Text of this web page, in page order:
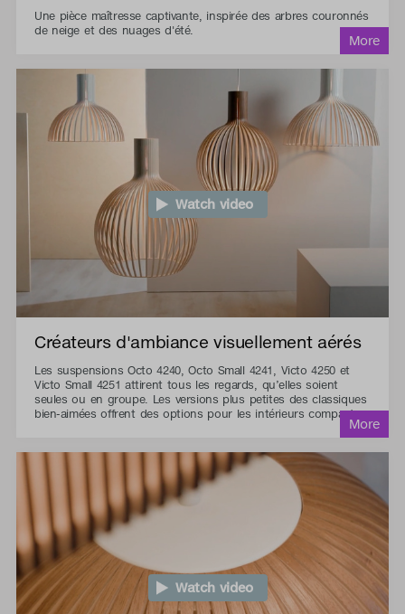
Une pièce maîtresse captivante, inspirée des arbres couronnés
de neige et des nuages d'été.
Watch video
Créateurs d'ambiance visuellement aérés
Les suspensions Octo 4240, Octo Small 4241, Victo 4250 et
Victo Small 4251 attirent tous les regards, qu’elles soient
seules ou en groupe. Les versions plus petites des classiques
bien-aimées offrent des options pour les intérieurs compacts.
Watch video